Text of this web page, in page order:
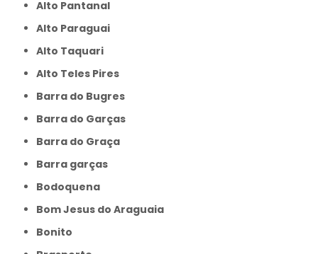
Alto Pantanal
Alto Paraguai
Alto Taquari
Alto Teles Pires
Barra do Bugres
Barra do Garças
Barra do Graça
Barra garças
Bodoquena
Bom Jesus do Araguaia
Bonito